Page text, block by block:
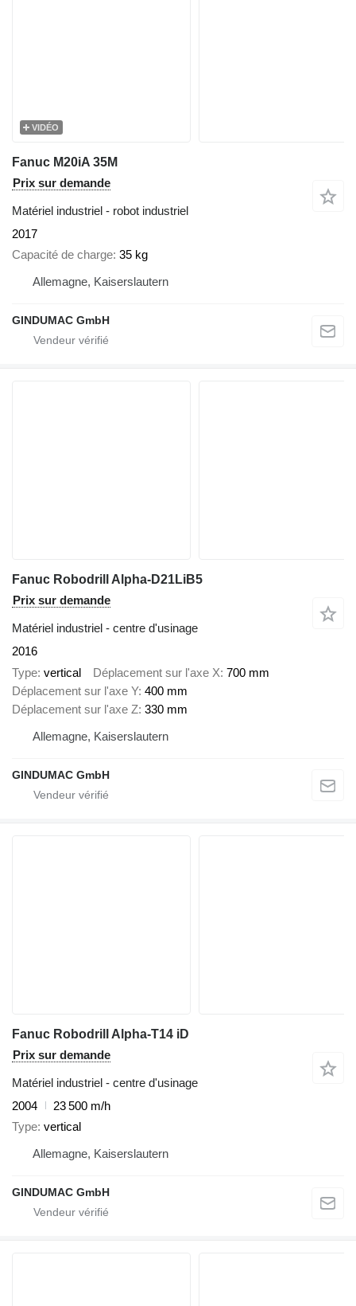
VIDÉO
Fanuc M20iA 35M
Prix sur demande
Matériel industriel - robot industriel
2017
Capacité de charge 35 kg
Allemagne, Kaiserslautern
GINDUMAC GmbH
Fanuc Robodrill Alpha-D21LiB5
Prix sur demande
Matériel industriel - centre d'usinage
2016
Type vertical Déplacement sur l'axe X 700 mm
Déplacement sur l'axe Y 400 mm
Déplacement sur l'axe Z 330 mm
Allemagne, Kaiserslautern
GINDUMAC GmbH
Fanuc Robodrill Alpha-T14 iD
Prix sur demande
Matériel industriel - centre d'usinage
2004
23 500 m/h
Type vertical
Allemagne, Kaiserslautern
GINDUMAC GmbH